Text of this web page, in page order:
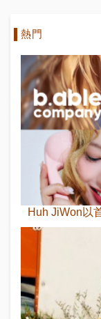
熱門
Huh JiWon以